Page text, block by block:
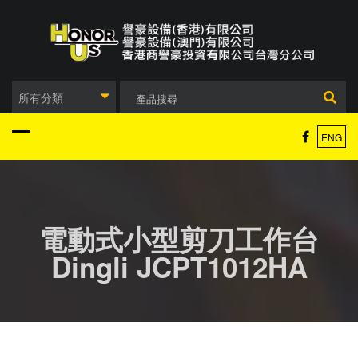
所有分類
ENG
電動式小型剪刀工作台
Dingli JCPT1012HA